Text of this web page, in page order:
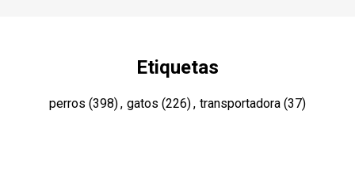
Etiquetas
perros (398), gatos (226), transportadora (37)